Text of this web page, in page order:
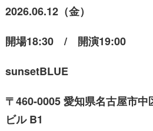
2026.06.12（金）
開場18:30 / 開演19:00
sunsetBLUE
〒460-0005 愛知県名古屋市
ビル B1